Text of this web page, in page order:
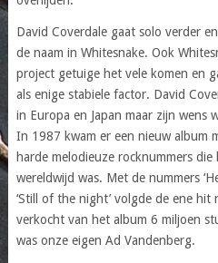
David Coverdale gaat solo verder
de naam in Whitesnake. Ook
project getuige het vele komen en
als enige stabiele factor. David
in Europa en Japan maar zijn wens
In 1987 kwam er een nieuw album
harde melodieuze rocknummers
wereldwijd was. Met de nummers
‘Still of the night’ volgde de ene hit
verkocht van het album 6 miljoen
was onze eigen Ad Vandenberg.